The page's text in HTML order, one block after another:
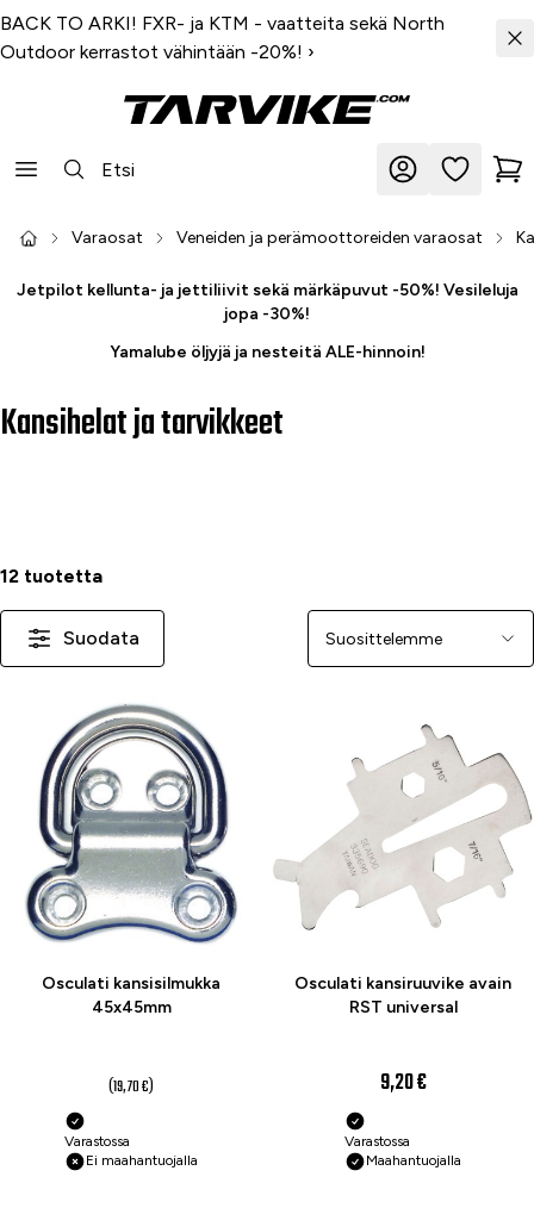
BACK TO ARKI! FXR- ja KTM - vaatteita sekä North
Outdoor kerrastot vähintään -20%! ›
Varaosat Veneiden ja perämoottoreiden varaosat
Jetpilot kellunta- ja jettiliivit sekä märkäpuvut -50%! Vesileluja
jopa -30%!
Yamalube öljyjä ja nesteitä ALE-hinnoin!
Kansihelat ja tarvikkeet
12 tuotetta
Suodata Järjestä
-25 %
Osculati kansisilmukka
45x45mm
(19,70 €)
Varastossa
Ei maahantuojalla
Osculati kansiruuvike avain
RST universal
9,20 €
Varastossa
Maahantuojalla